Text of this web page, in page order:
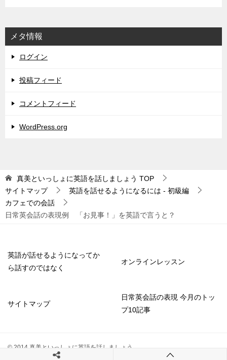
メタ情報
ログイン
投稿フィード
コメントフィード
WordPress.org
真美といっしょに英語を話しましょう TOP
サイトマップ
英語を話せるようになるには - 初級編
カフェでの会話
日常英会話の表現例 「お見事！」を英語で言うと？
英語が話せるようになってか
ら話すのではなく
オンラインレッスン
サイトマップ
日常英会話の表現 今月のトッ
プ10記事
© 2014 真美といっしょに英語を話しましょう